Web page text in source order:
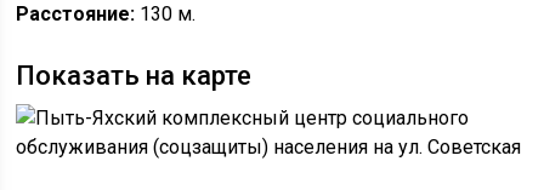
Расстояние: 130 м.
Показать на карте